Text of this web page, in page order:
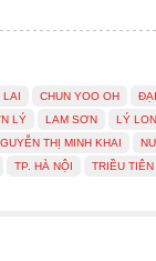
LAI CHUN YOO OH
LÝ LAM SƠN
LÝ
THỊ MINH KHAI
TP. HÀ NỘI TRIỀU TIÊN